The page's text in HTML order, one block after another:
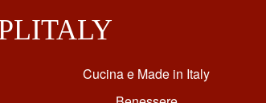
Cucina e Made in Italy